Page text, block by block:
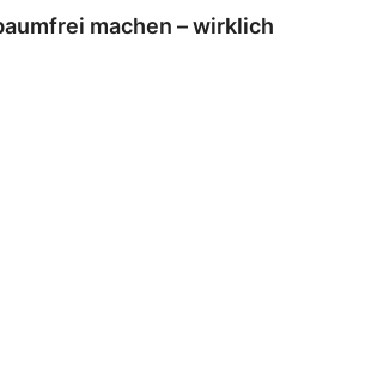
machen – wirklich